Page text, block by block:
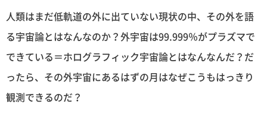
人類はまだ低軌道の外に出ていない現状の中、その外を語
る宇宙論とはなんなのか？外宇宙は99.999％がプラズマで
できている＝ホログラフィック宇宙論とはなんなんだ？だ
ったら、その外宇宙にあるはずの月はなぜこうもはっきり
観測できるのだ？